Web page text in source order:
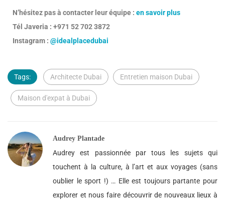
N’hésitez pas à contacter leur équipe : en savoir plus
Tél Javeria : +971 52 702 3872
Instagram : @idealplacedubai
Tags: Architecte Dubai Entretien maison Dubai
Maison d'expat à Dubai
Audrey Plantade
Audrey est passionnée par tous les sujets qui
touchent à la culture, à l’art et aux voyages (sans
oublier le sport !) … Elle est toujours partante pour
explorer et nous faire découvrir de nouveaux lieux à